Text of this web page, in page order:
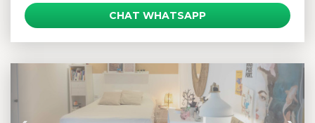
CHAT WHATSAPP